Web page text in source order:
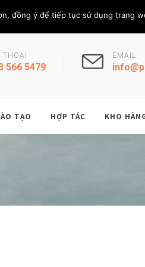
Thứ Năm, 6/8/
566 5479
EMAIL
TẠO HỢP TÁC KHO
đồng ý để tiếp tục sử dụng trang